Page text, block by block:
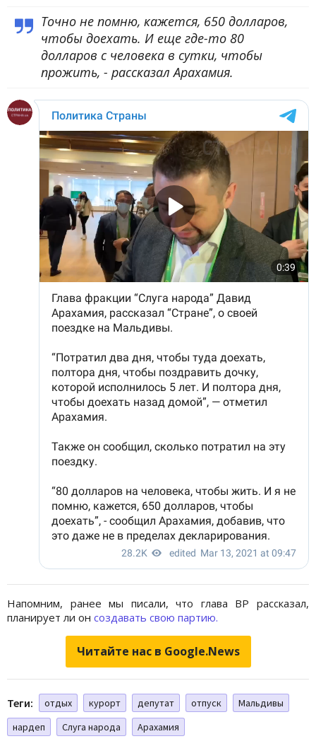
Точно не помню, кажется, 650 долларов,
чтобы доехать. И еще где-то 80
долларов с человека в сутки, чтобы
прожить, - рассказал Арахамия.
Напомним, ранее мы писали, что глава ВР рассказал,
планирует ли он создавать свою партию.
Читайте нас в Google.News
Теги: отдых курорт депутат отпуск
Мальдивы
нардеп
Слуга народа Арахамия